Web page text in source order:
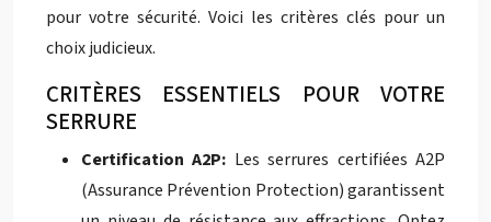
pour votre sécurité. Voici les critères clés pour un
choix judicieux.
CRITÈRES ESSENTIELS POUR VOTRE
SERRURE
Certification A2P: Les serrures certifiées A2P
(Assurance Prévention Protection) garantissent